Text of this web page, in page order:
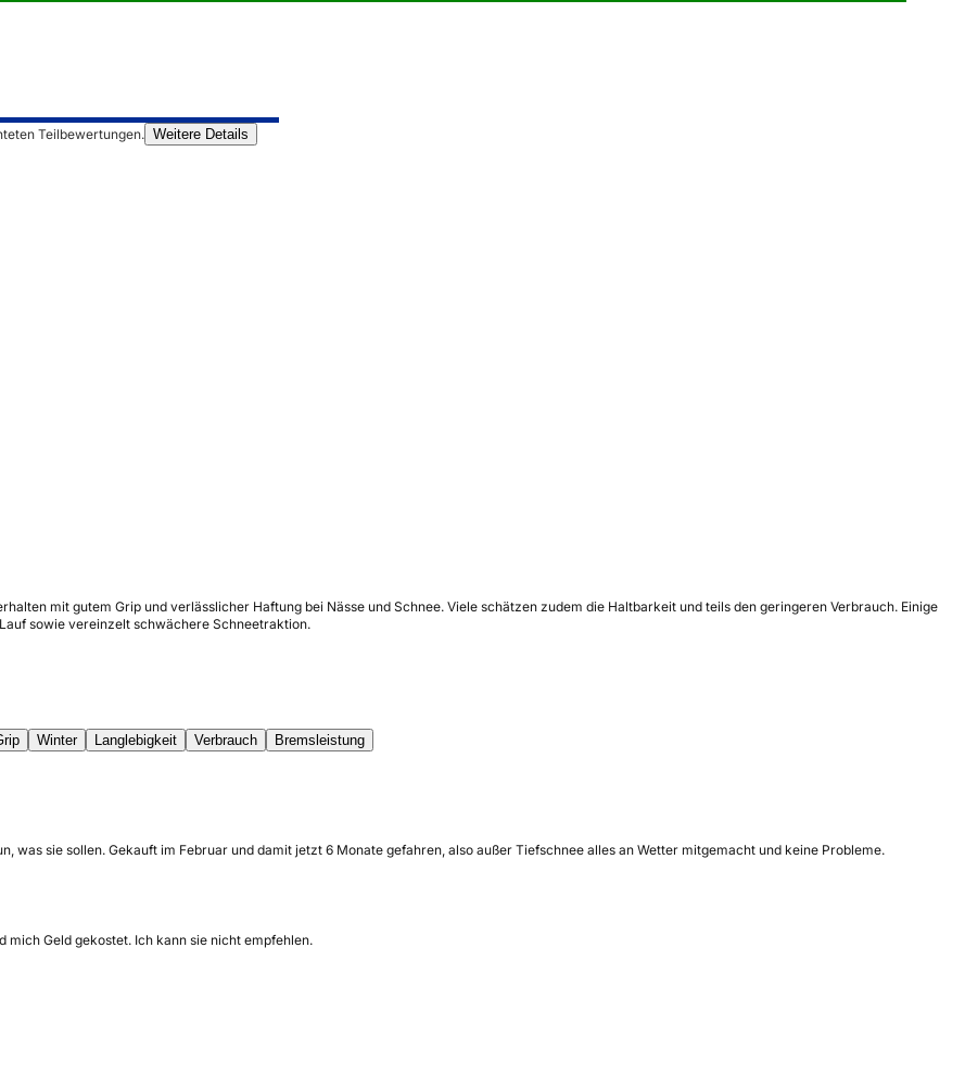
Teilbewertungen. Weitere Details
mit gutem Grip und verlässlicher Haftung bei Nässe und Schnee. Viele schätzen zudem die Haltbarkeit und teils den geringeren Verbrauch. Einige
sowie vereinzelt schwächere Schneetraktion.
Winter Langlebigkeit Verbrauch
Bremsleistung
was sie sollen. Gekauft im Februar und damit jetzt 6 Monate gefahren, also außer Tiefschnee alles an Wetter mitgemacht und keine Probleme.
Geld gekostet. Ich kann sie nicht empfehlen.